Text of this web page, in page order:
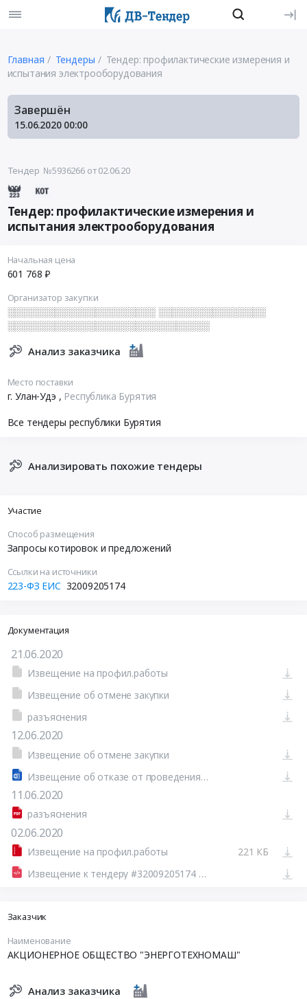
Главная Тендеры
Тендер: профилактические измерения и
испытания электрооборудования
Завершён
15.06.2020 00:00
Тендер №5936266от 02.06.20
Тендер: профилактические измерения и
испытания электрооборудования
Начальная цена
601 768 ₽
Организатор закупки
░░░░░░░░░░░░░░░░░░░░░░ ░░░░░░░░░░░░░░░░
░░░░░░░░░░░░░░░░░░░░░░░░░░░░░░
Анализ заказчика
Место поставки
г. Улан-Удэ , Республика Бурятия
Все тендеры республики Бурятия
Анализировать похожие тендеры
Участие
Способ размещения
Запросы котировок и предложений
Ссылки на источники
223-ФЗ ЕИС 32009205174
Документация
21.06.2020
Извещение на профил.работы
Извещение об отмене закупки
разъяснения
12.06.2020
Извещение об отмене закупки
Извещение об отказе от проведения закупки №32009205174
11.06.2020
разъяснения
02.06.2020
Извещение на профил.работы
221 КБ
Извещение к тендеру #32009205174 (Печатная форма)
Заказчик
Наименование
АКЦИОНЕРНОЕ ОБЩЕСТВО "ЭНЕРГОТЕХНОМАШ"
Анализ заказчика